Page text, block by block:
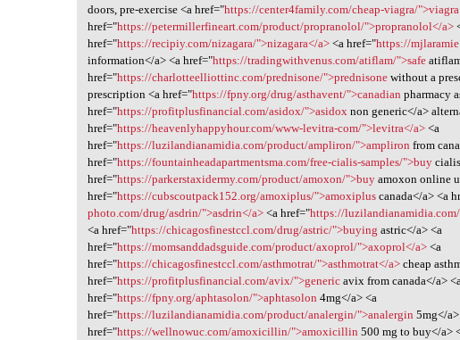
doors, pre-exercise <a href="https://center4family.com/cheap-viagra/">viagra
href="https://petermillerfineart.com/product/propranolol/">propranolol</a>
href="https://recipiy.com/nizagara/">nizagara</a> <a href="https://
information</a> <a href="https://tradingwithvenus.com/atiflam/">safe
href="https://charlotteelliottinc.com/prednisone/">prednisone without a
prescription <a href="https://fpny.org/drug/asthavent/">canadian pharmacy
href="https://profitplusfinancial.com/asidox/">asidox non generic</a>
href="https://heavenlyhappyhour.com/www-levitra-com/">levitra</a> <a
href="https://luzilandianamidia.com/product/ampliron/">ampliron from
href="https://fountainheadapartmentsma.com/free-cialis-samples/">buy
href="https://parkerstaxidermy.com/product/amoxon/">buy amoxon online
href="https://cubscoutpack152.org/amoxiplus/">amoxiplus canada</a> <a
photo.com/drug/asdrin/">asdrin</a> <a href="https://
<a href="https://chicagosfinestccl.com/drug/astric/">buying astric</a> <a
href="https://momsanddadsguide.com/product/axoprol/">axoprol</a> <a
href="https://chicagosfinestccl.com/asthmotrat/">asthmotrat</a> cheap
href="https://profitplusfinancial.com/avix/">generic avix from canada</a> <a
href="https://fpny.org/aphtasolon/">aphtasolon 4mg</a> <a
href="https://luzilandianamidia.com/product/analergin/">analergin 5mg</a>
href="https://wellnowuc.com/amoxicillin/">amoxicillin 500 mg to buy</a>